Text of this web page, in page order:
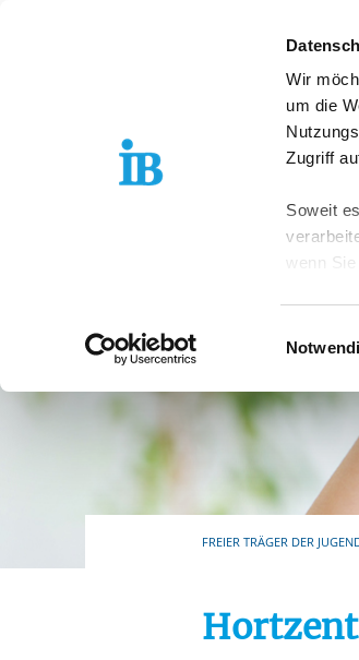
Wir
um die
Zugriff
Soweit
wenn
Weitere
Sie
Zwecke
Ihre
aufgrund
FREIER TRÄGER DER